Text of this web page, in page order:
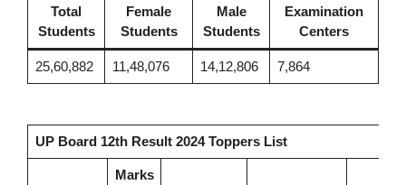
Total
Students
Female
Students
Male
Students
Examination
Centers
25,60,882 11,48,076 14,12,806 7,864
UP Board 12th Result 2024 Toppers List
Marks